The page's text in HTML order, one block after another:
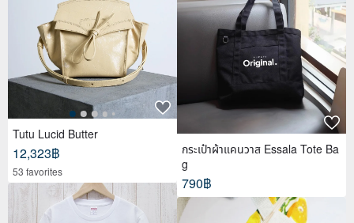
Tutu Lucid Butter
12,323฿
53 favorites
กระเป๋าผ้าแคนวาส Essala Tote Ba
g
790฿